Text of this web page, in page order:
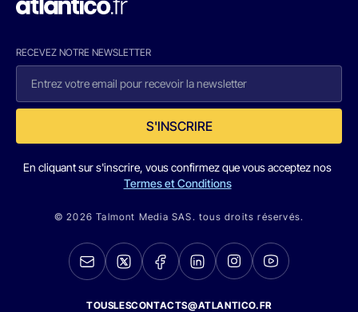
RECEVEZ NOTRE NEWSLETTER
S'INSCRIRE
En cliquant sur s'inscrire, vous confirmez que vous acceptez nos
Termes et Conditions
© 2026 Talmont Media SAS. tous droits réservés.
TOUSLESCONTACTS@ATLANTICO.FR